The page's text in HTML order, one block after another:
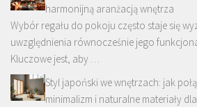
harmonijną aranżacją wnętrza
Wybór regału do pokoju często staje się
uwzględnienia równocześnie jego
Kluczowe jest, aby …
Styl japoński we wnętrzach: jak
minimalizm i naturalne materiały